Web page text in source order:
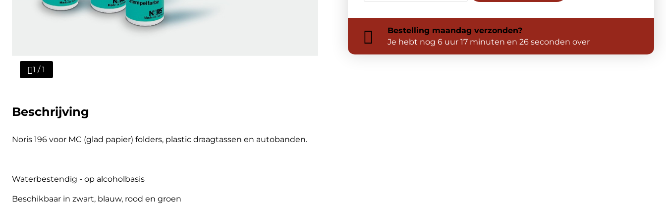
1 / 1
Beschrijving
Noris 196 voor MC (glad papier) folders, plastic draagtassen en autobanden.
Waterbestendig - op alcoholbasis
Beschikbaar in zwart, blauw, rood en groen
Bestelling maandag verzonden?
Je hebt nog 6 uur 17 minuten en 25 seconden over